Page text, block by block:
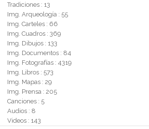
Tradiciones : 13
Img. Arqueología : 55
Img. Carteles : 66
Img. Cuadros : 369
Img. Dibujos : 133
Img. Documentos : 84
Img. Fotografías : 4319
Img. Libros : 573
Img. Mapas : 29
Img. Prensa : 205
Canciones : 5
Audios : 8
Videos : 143